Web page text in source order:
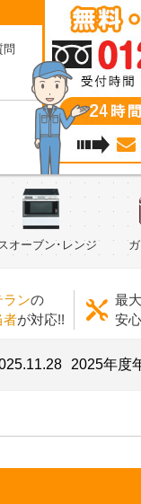
問
オーブン･レンジ
ランの
者が対応!!
最
安
2025年度年末年